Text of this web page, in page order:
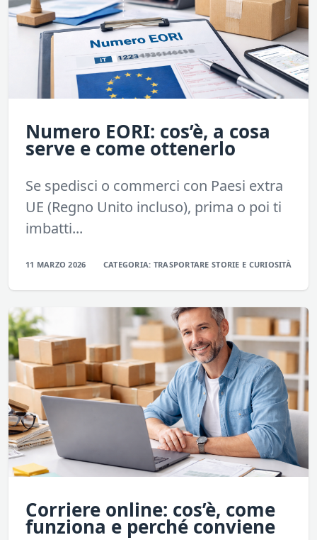
Numero EORI: cos’è, a cosa
serve e come ottenerlo
Se spedisci o commerci con Paesi extra
UE (Regno Unito incluso), prima o poi ti
imbatti...
11 MARZO 2026 CATEGORIA: TRASPORTARESTORIE E CURIOSITÀ
Corriere online: cos’è, come
funziona e perché conviene